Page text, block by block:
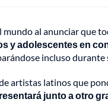
al anunciar que
y adolescentes en
incluso
artistas latinos que
junto a otro